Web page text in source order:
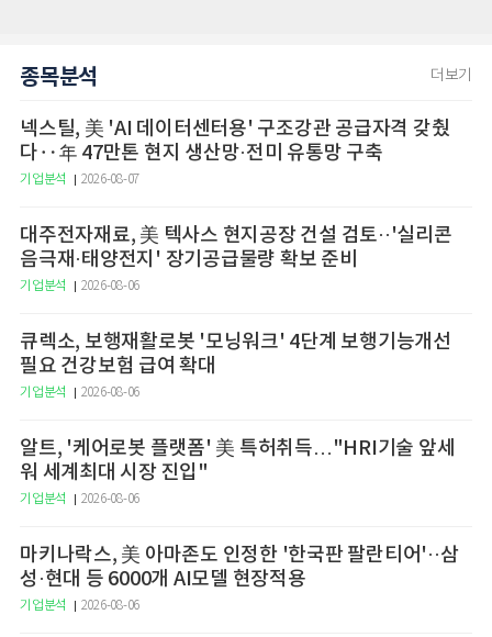
종목분석 더보기
넥스틸, 美 'AI 데이터센터용' 구조강관 공급자격 갖췄
다‥年 47만톤 현지 생산망·전미 유통망 구축
기업분석 2026-08-07
대주전자재료, 美 텍사스 현지공장 건설 검토··'실리콘
음극재·태양전지' 장기공급물량 확보 준비
기업분석 2026-08-06
큐렉소, 보행재활로봇 '모닝워크' 4단계 보행기능개선
필요 건강보험 급여 확대
기업분석 2026-08-06
알트, '케어로봇 플랫폼' 美 특허취득…"HRI기술 앞세
워 세계최대 시장 진입"
기업분석 2026-08-06
마키나락스, 美 아마존도 인정한 '한국판 팔란티어'··삼
성·현대 등 6000개 AI모델 현장적용
기업분석 2026-08-06